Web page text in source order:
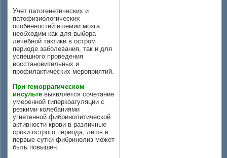
Учет патогенетических и
патофизиологических
особенностей ишемии мозга
необходим как для выбора
лечебной тактики в остром
периоде заболевания, так и для
успешного проведения
восстановительных и
профилактических мероприятий.
При геморрагическом
инсульте выявляется сочетание
умеренной гиперкоагуляции с
резкими колебаниями
угнетенной фибринолитической
активности крови в различные
сроки острого периода, лишь в
первые сутки фибринолиз может
быть повышен.